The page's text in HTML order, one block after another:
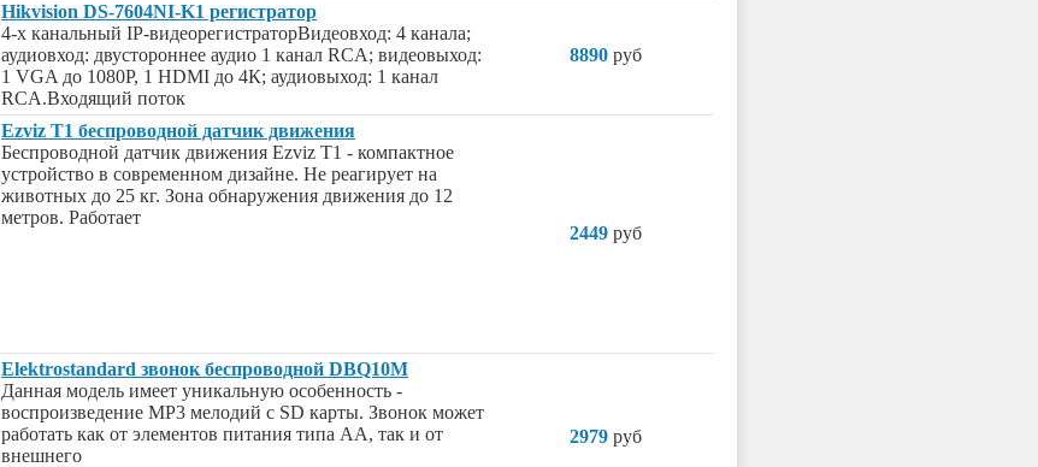
Hikvision DS-7604NI-K1 регистратор
4-х канальный IP-видеорегистраторВидеовход: 4 канала;
аудиовход: двустороннее аудио 1 канал RCA; видеовыход:
1 VGA до 1080Р, 1 HDMI до 4К; аудиовыход: 1 канал
RCA.Входящий поток
8890 руб
Ezviz Т1 беспроводной датчик движения
Беспроводной датчик движения Ezviz Т1 - компактное
устройство в современном дизайне. Не реагирует на
животных до 25 кг. Зона обнаружения движения до 12
метров. Работает
2449 руб
Elektrostandard звонок беспроводной DBQ10M
Данная модель имеет уникальную особенность -
воспроизведение MP3 мелодий с SD карты. Звонок может
работать как от элементов питания типа АА, так и от
внешнего
2979 руб